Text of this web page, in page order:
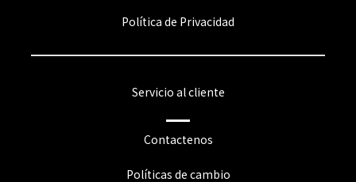
Política de Privacidad
Servicio al cliente
Contactenos
Políticas de cambio